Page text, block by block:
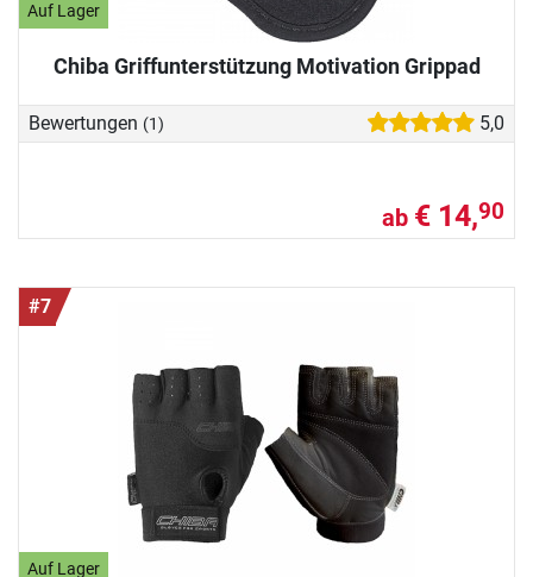
Auf Lager
Chiba Griffunterstützung Motivation Grippad
Bewertungen (1) 5,0
ab € 14,90
#7
Auf Lager